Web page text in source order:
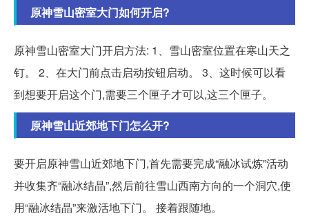
原神雪山密室大门如何开启?
原神雪山密室大门开启方法: 1、雪山密室位置在寒山天之
钉。 2、在大门前点击启动按钮启动。 3、这时候可以看
到想要开启这个门,需要三个匣子才可以,这三个匣子。
原神雪山近郊地下门怎么开?
要开启原神雪山近郊地下门,首先需要完成“融冰试炼”活动
并收集齐“融冰结晶”,然后前往雪山西南方向的一个洞穴,使
用“融冰结晶”来激活地下门。 接着跟随地。